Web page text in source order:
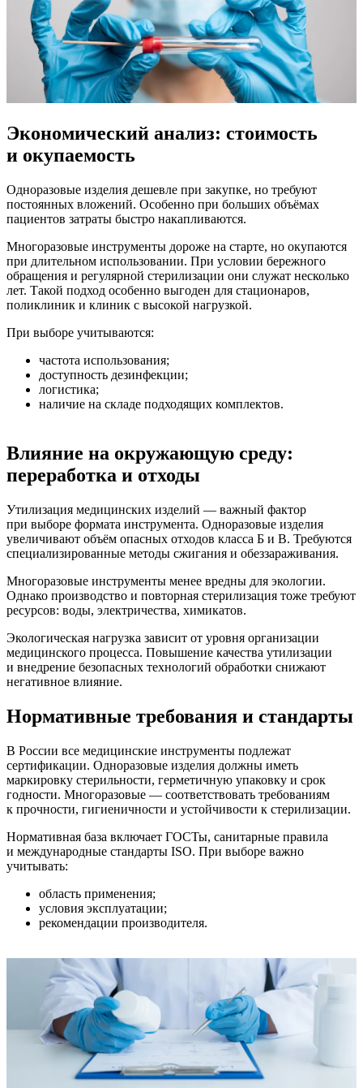
Экономический анализ: стоимость
и окупаемость
Одноразовые изделия дешевле при закупке, но требуют
постоянных вложений. Особенно при больших объёмах
пациентов затраты быстро накапливаются.
Многоразовые инструменты дороже на старте, но окупаются
при длительном использовании. При условии бережного
обращения и регулярной стерилизации они служат несколько
лет. Такой подход особенно выгоден для стационаров,
поликлиник и клиник с высокой нагрузкой.
При выборе учитываются:
частота использования;
доступность дезинфекции;
логистика;
наличие на складе подходящих комплектов.
Влияние на окружающую среду:
переработка и отходы
Утилизация медицинских изделий — важный фактор
при выборе формата инструмента. Одноразовые изделия
увеличивают объём опасных отходов класса Б и В. Требуются
специализированные методы сжигания и обеззараживания.
Многоразовые инструменты менее вредны для экологии.
Однако производство и повторная стерилизация тоже требуют
ресурсов: воды, электричества, химикатов.
Экологическая нагрузка зависит от уровня организации
медицинского процесса. Повышение качества утилизации
и внедрение безопасных технологий обработки снижают
негативное влияние.
Нормативные требования и стандарты
В России все медицинские инструменты подлежат
сертификации. Одноразовые изделия должны иметь
маркировку стерильности, герметичную упаковку и срок
годности. Многоразовые — соответствовать требованиям
к прочности, гигиеничности и устойчивости к стерилизации.
Нормативная база включает ГОСТы, санитарные правила
и международные стандарты ISO. При выборе важно
учитывать:
область применения;
условия эксплуатации;
рекомендации производителя.